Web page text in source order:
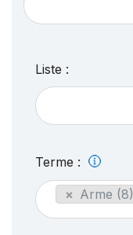
Liste :
Terme :
× Arme (8)